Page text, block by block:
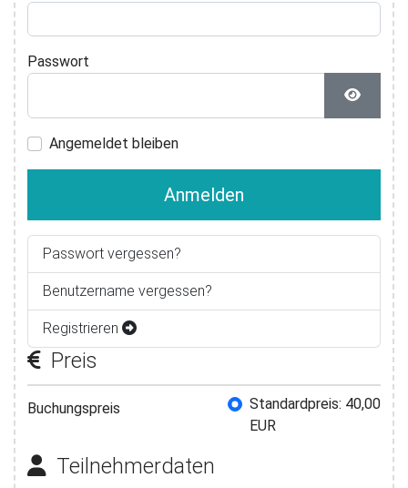
Passwort
Angemeldet bleiben
Anmelden
Passwort vergessen?
Benutzername vergessen?
Registrieren
Preis
Buchungspreis Buchungspreis
Standardpreis: 40,00
EUR
Teilnehmerdaten